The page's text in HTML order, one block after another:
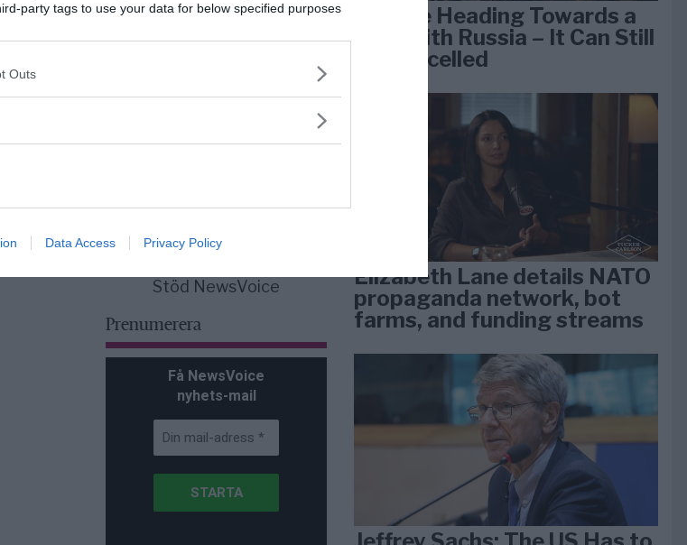
party tags to use your data for below specified purposes
Outs
Data Access Privacy Policy
Stöd NewsVoice
Prenumerera
Få NewsVoice
nyhets-mail
We Are Heading Towards a
War With Russia – It Can Still
Be Cancelled
Elizabeth Lane details NATO
propaganda network, bot
farms, and funding streams